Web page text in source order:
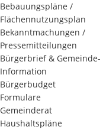
Bebauungspläne /
Flächennutzungsplan
Bekanntmachungen /
Pressemitteilungen
Bürgerbrief & Gemeinde-
Information
Bürgerbudget
Formulare
Gemeinderat
Haushaltspläne